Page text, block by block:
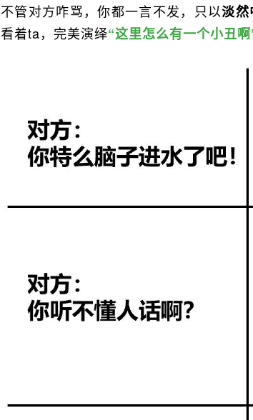
不管对方咋骂，你都一言不发，只以淡然
看着ta，完美演绎“这里怎么有一个小丑啊